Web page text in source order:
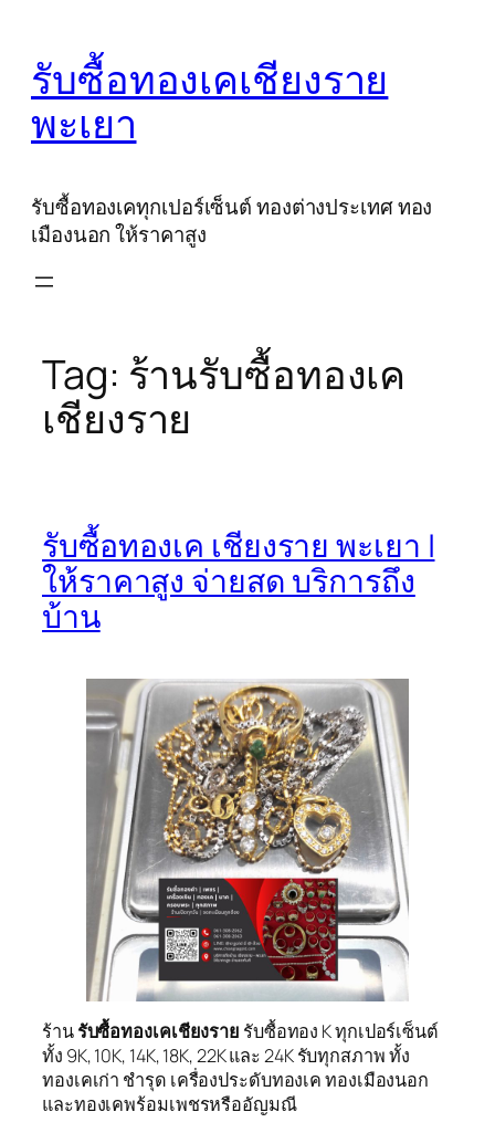
content
รับซื้อทองเคเชียงราย
พะเยา
รับซื้อทองเคทุกเปอร์เซ็นต์ ทองต่างประเทศ ทอง
เมืองนอก ให้ราคาสูง
Tag: ร้านรับซื้อทองเค
เชียงราย
รับซื้อทองเค เชียงราย พะเยา |
ให้ราคาสูง จ่ายสด บริการถึง
บ้าน
ร้านรับซื้อทองเคเชียงราย รับซื้อทอง K ทุกเปอร์เซ็นต์
ทั้ง 9K, 10K, 14K, 18K, 22K และ 24K รับทุกสภาพ ทั้ง
ทองเคเก่า ชำรุด เครื่องประดับทองเค ทองเมืองนอก
และทองเคพร้อมเพชรหรืออัญมณี